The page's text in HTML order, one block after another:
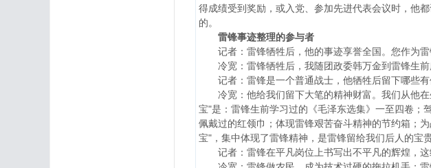
得成绩受到奖励，或入党、参加先进代表会议时，他
的。
雷锋事迹整理的参与者
记者：雷锋牺牲后，他的事迹享誉全国。您作为雷
冷宽：雷锋牺牲后，我随团政委韩万金到雷锋生前
记者：雷锋是一个普通战士，他牺牲后留下哪些有
冷宽：他给我们留下大笔的精神财富。我们从他在
宝"是：雷锋生前学习过的《毛泽东选集》一至四卷；
佩戴过的红领巾；体现雷锋艰苦奋斗精神的节约箱；
宝"，集中体现了雷锋精神，是雷锋留给我们后人的宝贵
记者：雷锋在平凡岗位上书写出不平凡的辉煌，这